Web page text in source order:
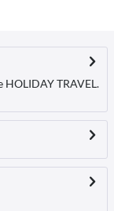
HOLIDAY TRAVEL.